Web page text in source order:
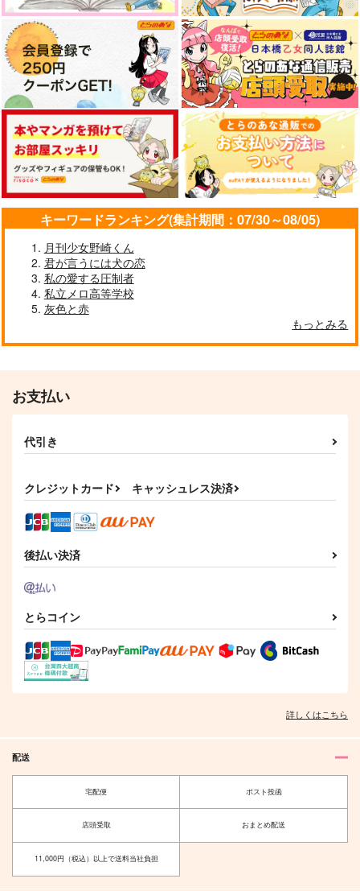
婚約×嫉妬×すれ違
い 前編
Lila
1,690円（税込）
アーサー×本田菊
サンプル
作品詳細
Dear,My Ophelia
Hello, Spica
1,100円 （税込）
アーサー×本田菊
サンプル
愛に貴賤はない アー
サー編
Lila
1,690円（税込）
アーサー×本田菊
サンプル
すいおん25℃
2,640
アーサー×本田菊
サンプル
作品詳細
Lila
1,690
アーサー×本田菊
715
1,045円（税込）
蘭×本田菊
サンプル
1,690円（税込）
アーサー×本田菊
サンプル
専売 858円（税込）
ヘタリア
アーサー×本田菊
サンプル
カート
ヘタリア
アーサー×本田菊
サンプル
カート
ヘタリア
アーサー×本田菊
サンプル
カート
キーワードランキング(集計期間：07/30～08/05)
月刊少女野崎くん
君が言うには犬の恋
私の愛する圧制者
私立メロ高等学校
灰色と赤
もっとみる
お支払い
代引き
クレジットカード キャッシュレス決済
後払い決済
とらコイン
詳しくはこちら
配送
宅配便 ポスト投函
店頭受取 おまとめ配送
11,000円（税込）以上で送料当社負担